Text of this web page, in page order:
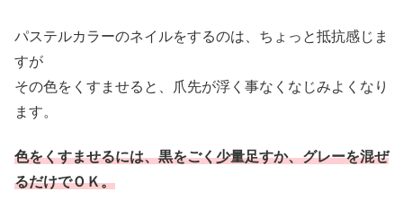
パステルカラーのネイルをするのは、ちょっと抵抗感じま
すが
その色をくすませると、爪先が浮く事なくなじみよくなり
ます。
色をくすませるには、黒をごく少量足すか、グレーを混ぜ
るだけでＯＫ。